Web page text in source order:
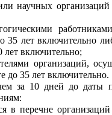
научных
35 лет включительно
лет включительно;
организаций,
до 35 лет включительно.
за 10 дней до даты
в перечне